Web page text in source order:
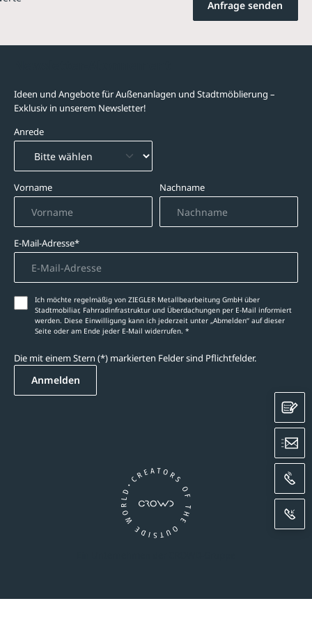
Anfrage senden
Ideen und Angebote für Außenanlagen und Stadtmöblierung –
Exklusiv in unserem Newsletter!
Anrede
Vorname Nachname
E-Mail-Adresse*
Ich möchte regelmäßig von ZIEGLER Metallbearbeitung GmbH über
Stadtmobiliar, Fahrradinfrastruktur und Überdachungen per E-Mail informiert
werden. Diese Einwilligung kann ich jederzeit unter „Abmelden‘‘ auf dieser
Seite oder am Ende jeder E-Mail widerrufen. *
Die mit einem Stern (*) markierten Felder sind Pflichtfelder.
Anmelden